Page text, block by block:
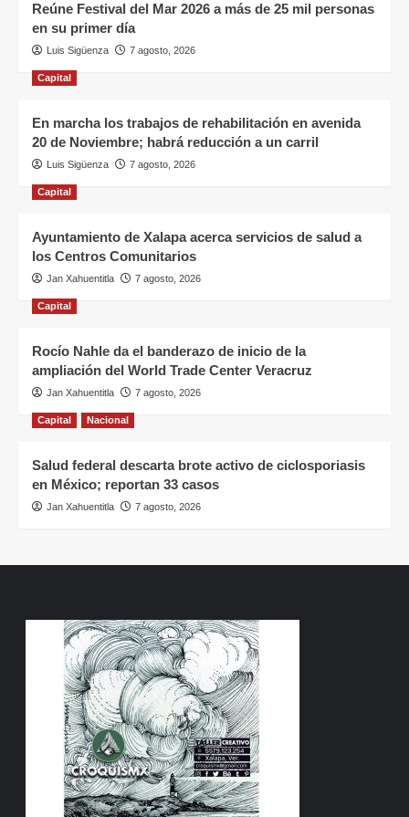
Reúne Festival del Mar 2026 a más de 25 mil personas
en su primer día
Luis Sigüenza 7 agosto, 2026
Capital
En marcha los trabajos de rehabilitación en avenida
20 de Noviembre; habrá reducción a un carril
Luis Sigüenza 7 agosto, 2026
Capital
Ayuntamiento de Xalapa acerca servicios de salud a
los Centros Comunitarios
Jan Xahuentitla 7 agosto, 2026
Capital
Rocío Nahle da el banderazo de inicio de la
ampliación del World Trade Center Veracruz
Jan Xahuentitla 7 agosto, 2026
Capital Nacional
Salud federal descarta brote activo de ciclosporiasis
en México; reportan 33 casos
Jan Xahuentitla 7 agosto, 2026